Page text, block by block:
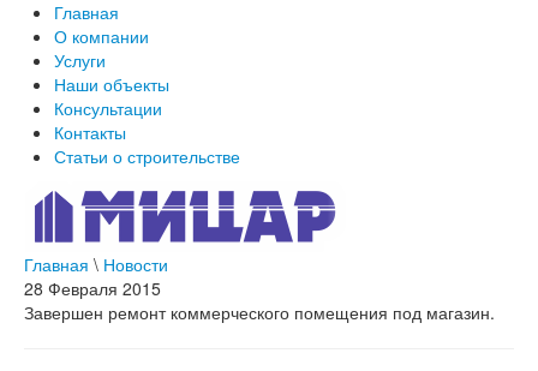
Главная
О компании
Услуги
Наши объекты
Консультации
Контакты
Статьи о строительстве
Главная \ Новости
28 Февраля 2015
Завершен ремонт коммерческого помещения под магазин.